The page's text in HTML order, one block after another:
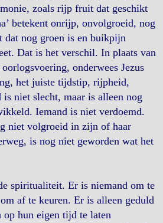
zoals rijp fruit dat geschikt
betekent onrijp, onvolgroeid, nog
dat nog groen is en buikpijn
Dat is het verschil. In plaats van
onderwees Jezus
het juiste tijdstip, rijpheid,
niet slecht, maar is alleen nog
Iemand is niet verdoemd.
niet volgroeid in zijn of haar
is nog niet geworden wat het
spiritualiteit. Er is niemand om te
af te keuren. Er is alleen geduld
op hun eigen tijd te laten